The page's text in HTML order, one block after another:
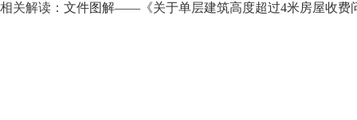
相关解读： 文件图解——《关于单层建筑高度超过4米房屋收费